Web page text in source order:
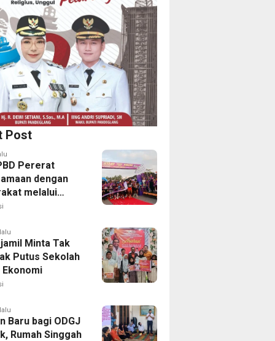
Post
Pererat
dengan
melalui
Run 2026
Minta Tak
Putus Sekolah
Ekonomi
Baru bagi ODGJ
Rumah Singgah